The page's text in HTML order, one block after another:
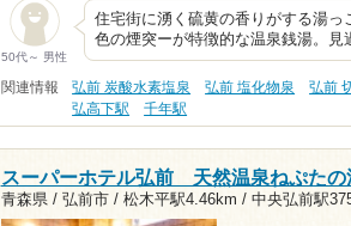
50代～ 男性
住宅街に湧く硫黄の香りがする湯
色の煙突ーが特徴的な温泉銭湯。
関連情報 弘前 炭酸水素塩泉 弘前 塩化物泉 弘前
弘高下駅
千年駅
スーパーホテル弘前 天然温泉ねぷたの
青森県 / 弘前市 / 松木平駅4.46km / 中央弘前駅